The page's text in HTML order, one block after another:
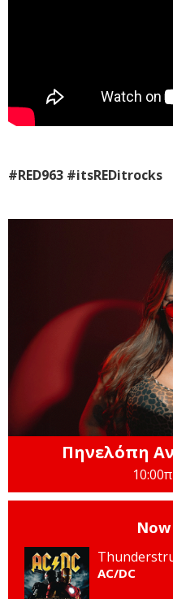
#RED963 #itsREDitrocks
Πηνελόπη
AC/DC